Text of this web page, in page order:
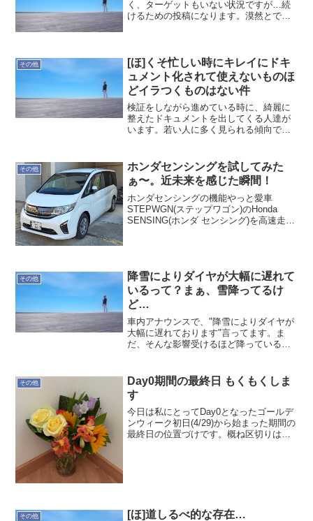
く、ターゲットもいない状況ですが…続
けるための投稿になります。漠然とで
ではでは、また明日m(_ ...
その他
[ほ]くそ忙しい時にキレイにドキ
ュメント化されて使えないものほ
どイラつくものはない件
検証をしながら進めている時に、綺麗に
整えたドキュメントを出してくる人達が
います。若い人に多く見られる傾向で
度、手書きで良いのに。出来た事、出来
なかった事を、完結にまとめて...
その他
ホンダセンシングを試してみた
ぁ〜。近未来を感じた瞬間！
ホンダセンシングの機能やっと愛車
STEPWGN(ステップワゴン)のHonda
SENSING(ホンダ センシング)を高速走行
その他
降雪によりダイヤが大幅に遅れて
いるって？まぁ、雪降ってるけ
ど…
車内アナウンスで、"降雪によりダイヤが
大幅に遅れております"言ってます。ま
だ、そんな影響受けるほど降っていると
るだろう。
その他
Day0期間の最終日 もくもくしま
す
今日は私にとってDay0となったゴールデ
ンウィーク初日(4/29)から始まった期間の
最終日の位置づけです。概ね区切りはつ
その他 [ほ]道しるべ的な存在…